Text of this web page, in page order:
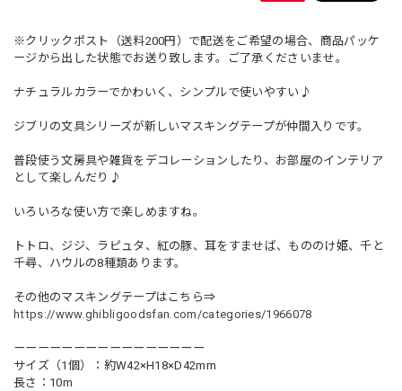
※クリックポスト（送料200円）で配送をご希望の場合、商品パッケ
ージから出した状態でお送り致します。ご了承くださいませ。
ナチュラルカラーでかわいく、シンプルで使いやすい♪
ジブリの文具シリーズが新しいマスキングテープが仲間入りです。
普段使う文房具や雑貨をデコレーションしたり、お部屋のインテリア
として楽しんだり♪
いろいろな使い方で楽しめますね。
トトロ、ジジ、ラピュタ、紅の豚、耳をすませば、もののけ姫、千と
千尋、ハウルの8種類あります。
その他のマスキングテープはこちら⇒
https://www.ghibligoodsfan.com/categories/1966078
ーーーーーーーーーーーーーーーー
サイズ（1個）：約W42×H18×D42mm
長さ：10m